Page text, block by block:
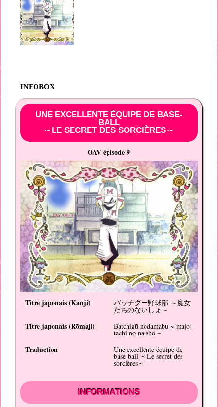
INFOBOX
UNE EXCELLENTE ÉQUIPE DE BASE-
BALL
～LE SECRET DES SORCIÈRES～
OAV épisode 9
Titre japonais (Kanji) バッチグー野球部 ～魔女
たちのないしょ～
Titre japonais (Rōmaji) Batchigū nodamabu ~ majo-
tachi no naisho ~
Traduction Une excellente équipe de
base-ball ～Le secret des
sorcières～
INFORMATIONS